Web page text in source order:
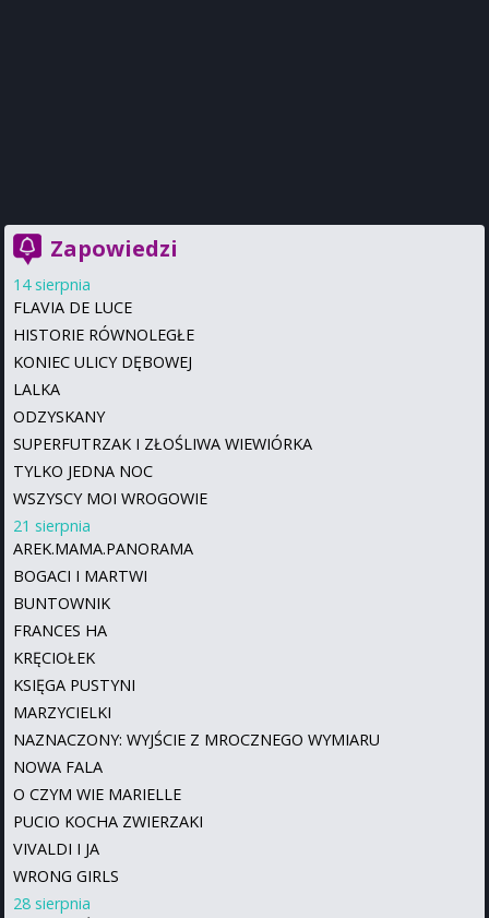
Zapowiedzi
14 sierpnia
FLAVIA DE LUCE
HISTORIE RÓWNOLEGŁE
KONIEC ULICY DĘBOWEJ
LALKA
ODZYSKANY
SUPERFUTRZAK I ZŁOŚLIWA WIEWIÓRKA
TYLKO JEDNA NOC
WSZYSCY MOI WROGOWIE
21 sierpnia
AREK.MAMA.PANORAMA
BOGACI I MARTWI
BUNTOWNIK
FRANCES HA
KRĘCIOŁEK
KSIĘGA PUSTYNI
MARZYCIELKI
NAZNACZONY: WYJŚCIE Z MROCZNEGO WYMIARU
NOWA FALA
O CZYM WIE MARIELLE
PUCIO KOCHA ZWIERZAKI
VIVALDI I JA
WRONG GIRLS
28 sierpnia